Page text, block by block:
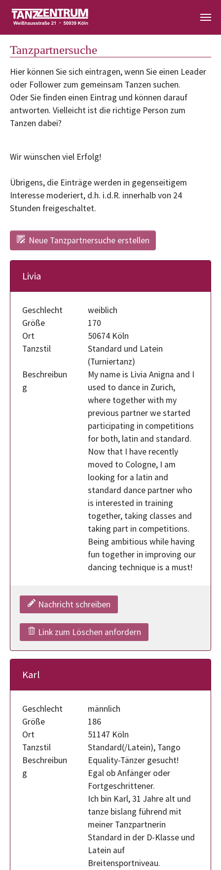
Tanzpartnersuche
Hier können Sie sich eintragen, wenn Sie einen Leader
oder Follower zum gemeinsam Tanzen suchen.
Oder Sie finden einen Eintrag und können darauf
antworten. Vielleicht ist die richtige Person zum
Tanzen dabei?
Wir wünschen viel Erfolg!
Übrigens, die Einträge werden in gegenseitigem
Interesse moderiert, d.h. i.d.R. innerhalb von 24
Stunden freigeschaltet.
Neue Tanzpartnersuche erstellen
Livia
Geschlecht
weiblich
Größe
170
Ort
50674 Köln
Tanzstil
Standard und Latein
(Turniertanz)
Beschreibun
g
My name is Livia Anigna and I
used to dance in Zurich,
where together with my
previous partner we started
participating in competitions
for both, latin and standard.
Now that I have recently
moved to Cologne, I am
looking for a latin and
standard dance partner who
is interested in training
together, taking classes and
taking part in competitions.
Being ambitious while having
fun together in improving our
dancing technique is a must!
Nachricht schreiben
Link zum Löschen anfordern
Karl
Geschlecht
männlich
Größe
186
Ort
51147 Köln
Tanzstil
Standard(/Latein), Tango
Beschreibun
g
Equality-Tänzer gesucht!
Egal ob Anfänger oder
Fortgeschrittener.
Ich bin Karl, 31 Jahre alt und
tanze bislang führend mit
meiner Tanzpartnerin
Standard in der D-Klasse und
Latein auf
Breitensportniveau.